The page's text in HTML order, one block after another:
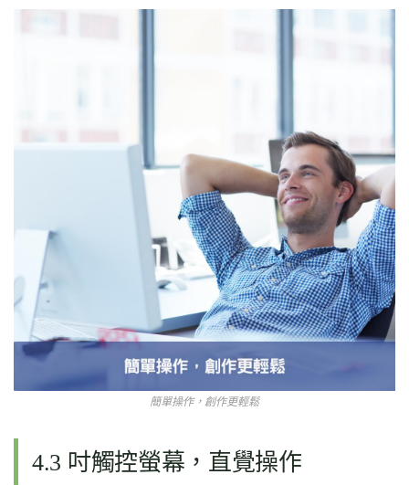
簡單操作，創作更輕鬆
4.3 吋觸控螢幕，直覺操作